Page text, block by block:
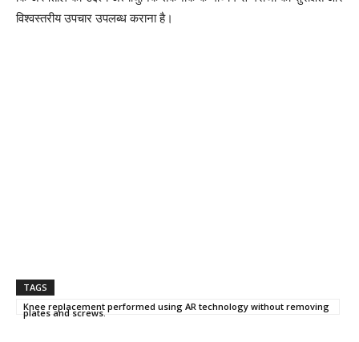
विश्वस्तरीय उपचार उपलब्ध कराना है।
TAGS
Knee replacement performed using AR technology without removing
plates and screws.